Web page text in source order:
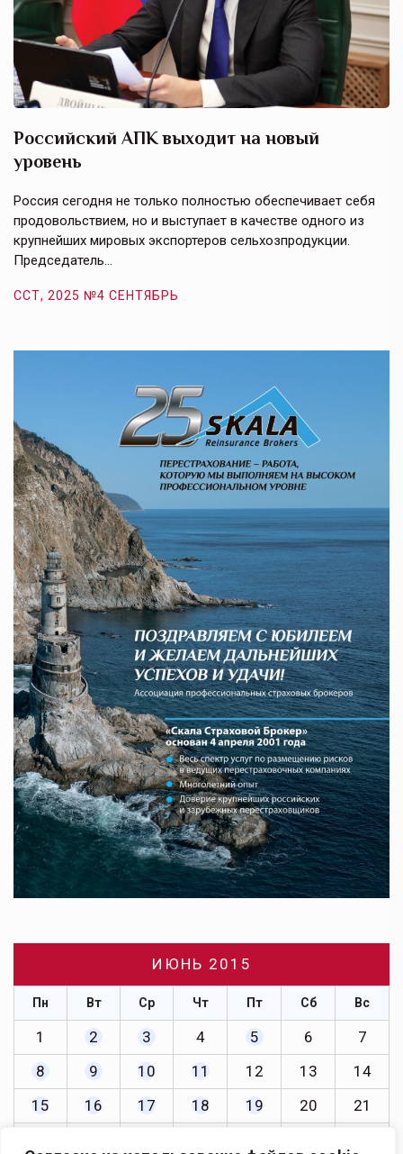
Российский АПК выходит на новый
уровень
Россия сегодня не только полностью обеспечивает себя
продовольствием, но и выступает в качестве одного из
крупнейших мировых экспортеров сельхозпродукции.
Председатель…
ССТ, 2025 №4 СЕНТЯБРЬ
ИЮНЬ 2015
Пн Вт Ср Чт Пт Сб Вс
1 2 3 4 5 6
7
8
9 10 11 12 13
14
15
16 17 18 19 20
21